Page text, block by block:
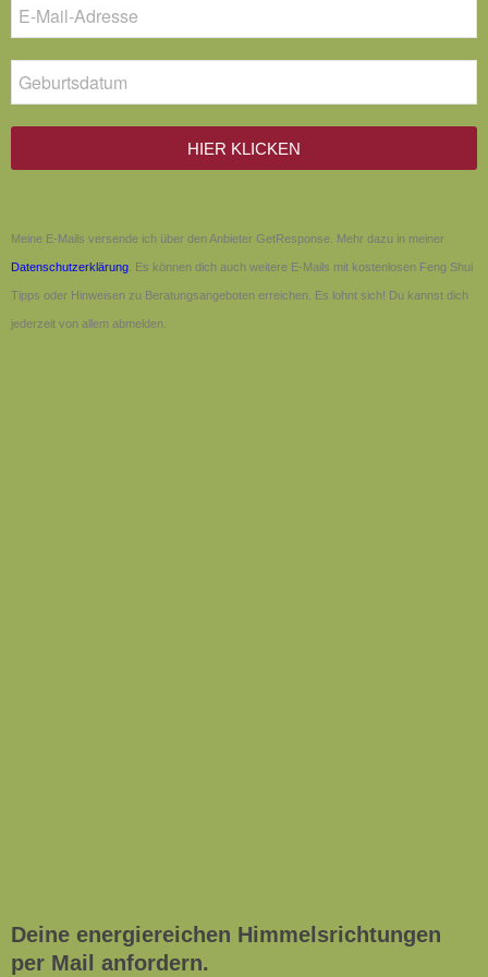
HIER KLICKEN
Meine E-Mails versende ich über den Anbieter GetResponse. Mehr dazu in meiner
Datenschutzerklärung . Es können dich auch weitere E-Mails mit kostenlosen Feng Shui
Tipps oder Hinweisen zu Beratungsangeboten erreichen. Es lohnt sich! Du kannst dich
jederzeit von allem abmelden.
Deine energiereichen Himmelsrichtungen
per Mail anfordern.